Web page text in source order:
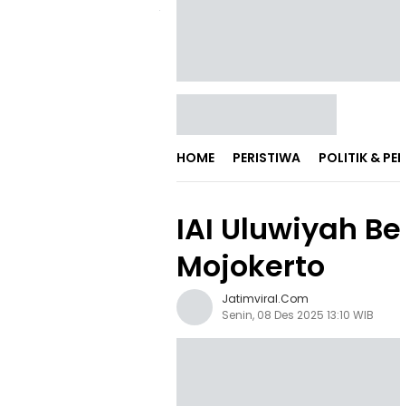
HOME PERISTIWA POLITIK &
IAI Uluwiyah
Mojokerto
Jatimviral.com
Senin, 08 Des 2025 13:10 WIB